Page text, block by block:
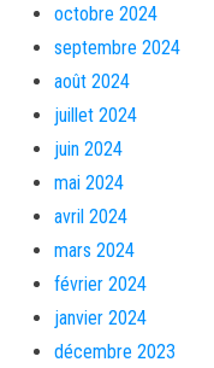
octobre 2024
septembre 2024
août 2024
juillet 2024
juin 2024
mai 2024
avril 2024
mars 2024
février 2024
janvier 2024
décembre 2023